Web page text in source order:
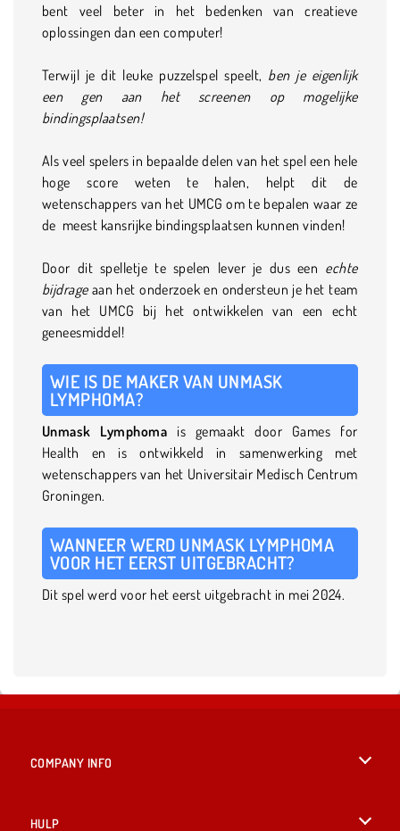
bent veel beter in het bedenken van creatieve
oplossingen dan een computer!
Terwijl je dit leuke puzzelspel speelt, ben je eigenlijk
een gen aan het screenen op mogelijke
bindingsplaatsen!
Als veel spelers in bepaalde delen van het spel een hele
hoge score weten te halen, helpt dit de
wetenschappers van het UMCG om te bepalen waar ze
de meest kansrijke bindingsplaatsen kunnen vinden!
Door dit spelletje te spelen lever je dus een echte
bijdrageaan het onderzoek en ondersteun je het team
van het UMCG bij het ontwikkelen van een echt
geneesmiddel!
WIE IS DE MAKER VAN UNMASK
LYMPHOMA?
Unmask Lymphoma is gemaakt door Games for
Health en is ontwikkeld in samenwerking met
wetenschappers van het Universitair Medisch Centrum
Groningen.
WANNEER WERD UNMASK LYMPHOMA
VOOR HET EERST UITGEBRACHT?
Dit spel werd voor het eerst uitgebracht in mei 2024.
COMPANY INFO
HULP